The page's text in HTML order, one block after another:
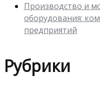
Производство и
оборудования:
предприятий
Рубрики